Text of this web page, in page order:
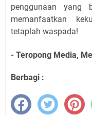
penggunaan yang
memanfaatkan
tetaplah waspada!
- Teropong Media,
Berbagi :